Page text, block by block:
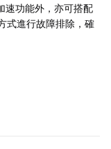
速功能外，亦可搭配
式進行故障排除，確